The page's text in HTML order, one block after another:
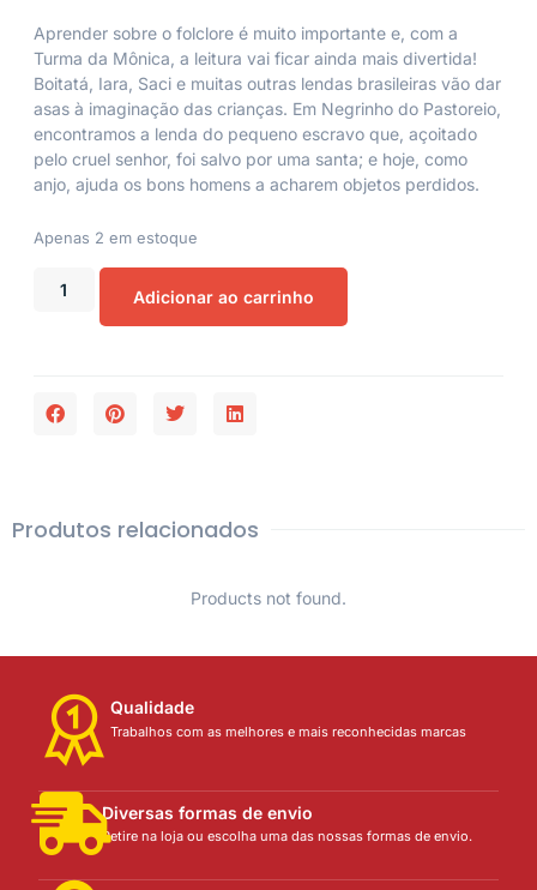
Aprender sobre o folclore é muito importante e, com a
Turma da Mônica, a leitura vai ficar ainda mais divertida!
Boitatá, Iara, Saci e muitas outras lendas brasileiras vão dar
asas à imaginação das crianças. Em Negrinho do Pastoreio,
encontramos a lenda do pequeno escravo que, açoitado
pelo cruel senhor, foi salvo por uma santa; e hoje, como
anjo, ajuda os bons homens a acharem objetos perdidos.
Apenas 2 em estoque
Adicionar ao carrinho
Produtos relacionados
Products not found.
Qualidade
Trabalhos com as melhores e mais reconhecidas marcas
Diversas formas de envio
Retire na loja ou escolha uma das nossas formas de envio.